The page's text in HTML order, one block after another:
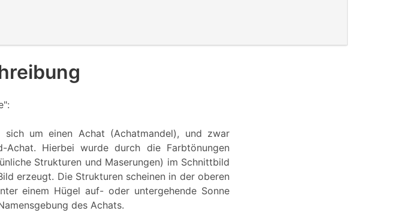
um einen Achat (Achatmandel), und zwar
Hierbei wurde durch die Farbtönungen
Strukturen und Maserungen) im Schnittbild
erzeugt. Die Strukturen scheinen in der oberen
einem Hügel auf- oder untergehende Sonne
des Achats.